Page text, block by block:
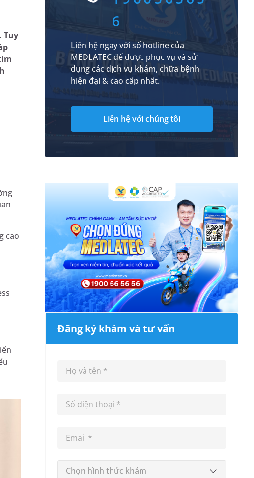
Tuy
cao
6
Liên hệ ngay với số hotline của
MEDLATEC để được phục vụ và sử
dụng các dịch vụ khám, chữa bệnh
hiện đại & cao cấp nhất.
Liên hệ với chúng tôi
Đăng ký khám và tư vấn
Chọn hình thức khám